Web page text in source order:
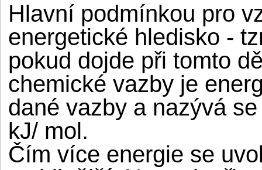
Hlavní podmínkou pro
energetické hledisko -
pokud dojde při tomto
chemické vazby je
dané vazby a nazývá
kJ/ mol.
Čím více energie se